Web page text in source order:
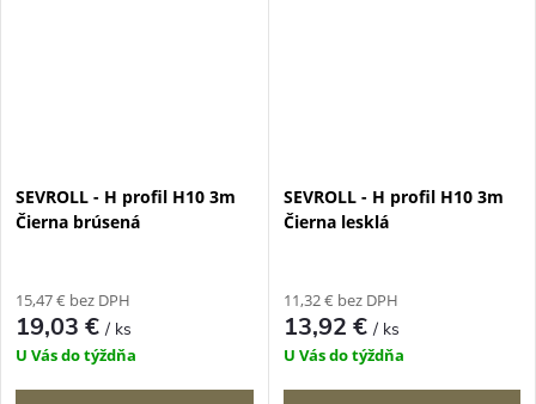
SEVROLL - H profil H10 3m
Čierna brúsená
15,47 € bez DPH
19,03 €/ ks
U Vás do týždňa
SEVROLL - H profil H10 3m
Čierna lesklá
11,32 € bez DPH
13,92 €/ ks
U Vás do týždňa